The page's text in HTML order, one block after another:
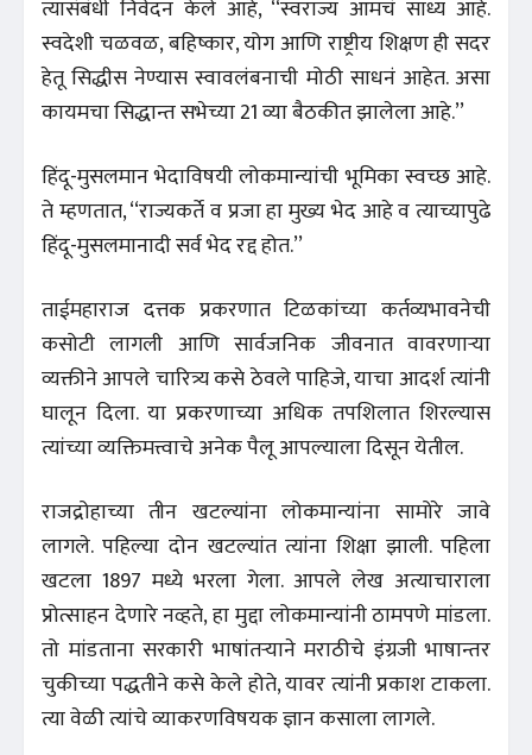
त्यासंबंधी निवेदन केले आहे, ‘‘स्वराज्य आमचं साध्य आहे.
स्वदेशी चळवळ, बहिष्कार, योग आणि राष्ट्रीय शिक्षण ही सदर
हेतू सिद्धीस नेण्यास स्वावलंबनाची मोठी साधनं आहेत. असा
कायमचा सिद्धान्त सभेच्या 21 व्या बैठकीत झालेला आहे.’’
हिंदू-मुसलमान भेदाविषयी लोकमान्यांची भूमिका स्वच्छ आहे.
ते म्हणतात, ‘‘राज्यकर्ते व प्रजा हा मुख्य भेद आहे व त्याच्यापुढे
हिंदू-मुसलमानादी सर्व भेद रद्द होत.’’
ताईमहाराज दत्तक प्रकरणात टिळकांच्या कर्तव्यभावनेची
कसोटी लागली आणि सार्वजनिक जीवनात वावरणाऱ्या
व्यक्तीने आपले चारित्र्य कसे ठेवले पाहिजे, याचा आदर्श त्यांनी
घालून दिला. या प्रकरणाच्या अधिक तपशिलात शिरल्यास
त्यांच्या व्यक्तिमत्त्वाचे अनेक पैलू आपल्याला दिसून येतील.
राजद्रोहाच्या तीन खटल्यांना लोकमान्यांना सामोरे जावे
लागले. पहिल्या दोन खटल्यांत त्यांना शिक्षा झाली. पहिला
खटला 1897 मध्ये भरला गेला. आपले लेख अत्याचाराला
प्रोत्साहन देणारे नव्हते, हा मुद्दा लोकमान्यांनी ठामपणे मांडला.
तो मांडताना सरकारी भाषांतऱ्याने मराठीचे इंग्रजी भाषान्तर
चुकीच्या पद्धतीने कसे केले होते, यावर त्यांनी प्रकाश टाकला.
त्या वेळी त्यांचे व्याकरणविषयक ज्ञान कसाला लागले.